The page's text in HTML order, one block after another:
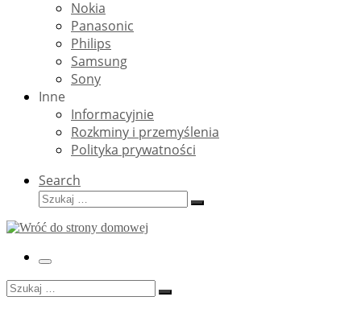
Nokia
Panasonic
Philips
Samsung
Sony
Inne
Informacyjnie
Rozkminy i przemyślenia
Polityka prywatności
Search
Szukaj
Szukaj
Menu
Szukaj
Szukaj